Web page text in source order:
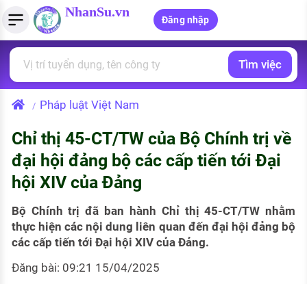
NhanSu.vn
Đăng nhập
Tìm việc làm
Việc làm ngành luật
Việc làm lương cao
Việc làm tốt nhất
CÔNG TY
Danh sách nhà tuyển dụng
Nhà tuyển dụng hàng đầu
Quản lý CV
Tải CV lên
Tạo CV trực tuyến
MẪU CV THEO STYLE
Mẫu CV đơn giản
Mẫu CV hiện đại
Tính lương Gross - Net
Tính thuế thu nhập cá nhân
Tính trợ cấp thất nghiệp
PHÁP LUẬT VIỆT NAM
Văn bản pháp luật
PHÁP LUẬT LAO ĐỘNG
Lao động và tiền lương
Thuế thu nhập
Hồ sơ biểu mẫu
Tìm việc
/ Pháp luật Việt Nam
Chỉ thị 45-CT/TW của Bộ Chính trị về
đại hội đảng bộ các cấp tiến tới Đại
hội XIV của Đảng
Bộ Chính trị đã ban hành Chỉ thị 45-CT/TW nhằm
thực hiện các nội dung liên quan đến đại hội đảng bộ
các cấp tiến tới Đại hội XIV của Đảng.
Đăng bài: 09:21 15/04/2025